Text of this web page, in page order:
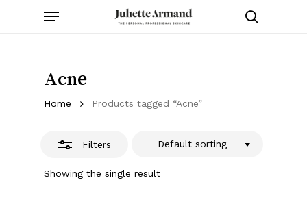
Menu
Acne
Home Products tagged “Acne”
Filters
Showing the single result
Default sorting